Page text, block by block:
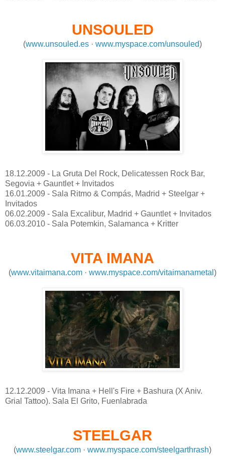
UNSOULED
(www.unsouled.es · www.myspace.com/unsouled)
18.12.2009 - La Gruta Del Rock, Delicatessen Rock Bar,
Segovia + Gauntlet + Invitados
16.01.2009 - Sala Ritmo & Compás, Madrid + Steelgar +
Invitados
06.02.2009 - Sala Excalibur, Madrid + Gauntlet + Invitados
06.03.2010 - Sala Potemkin, Salamanca + Kritter
VITA IMANA
(www.vitaimana.com · www.myspace.com/vitaimanametal )
12.12.2009 - Vita Imana + Hell's Fire + Bashura (X Aniv.
Grial Tattoo). Sala El Grito, Fuenlabrada
STEELGAR
(www.steelgar.com · www.myspace.com/steelgarthrash)